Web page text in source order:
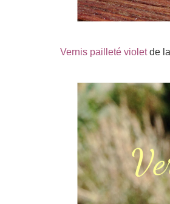
Vernis pailleté violetde la